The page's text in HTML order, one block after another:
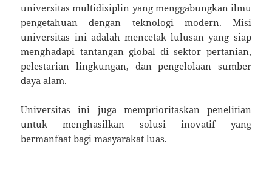
universitas multidisiplin yang menggabungkan ilmu
pengetahuan dengan teknologi modern. Misi
universitas ini adalah mencetak lulusan yang siap
menghadapi tantangan global di sektor pertanian,
pelestarian lingkungan, dan pengelolaan sumber
daya alam.
Universitas ini juga memprioritaskan penelitian
untuk menghasilkan solusi inovatif yang
bermanfaat bagi masyarakat luas.